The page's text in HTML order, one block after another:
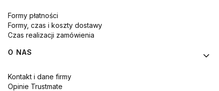
Formy płatności
Formy, czas i koszty dostawy
Czas realizacji zamówienia
O NAS
Kontakt i dane firmy
Opinie Trustmate